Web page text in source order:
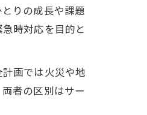
りの成長や課題
時対応を目的と
画では火災や地
者の区別はサー